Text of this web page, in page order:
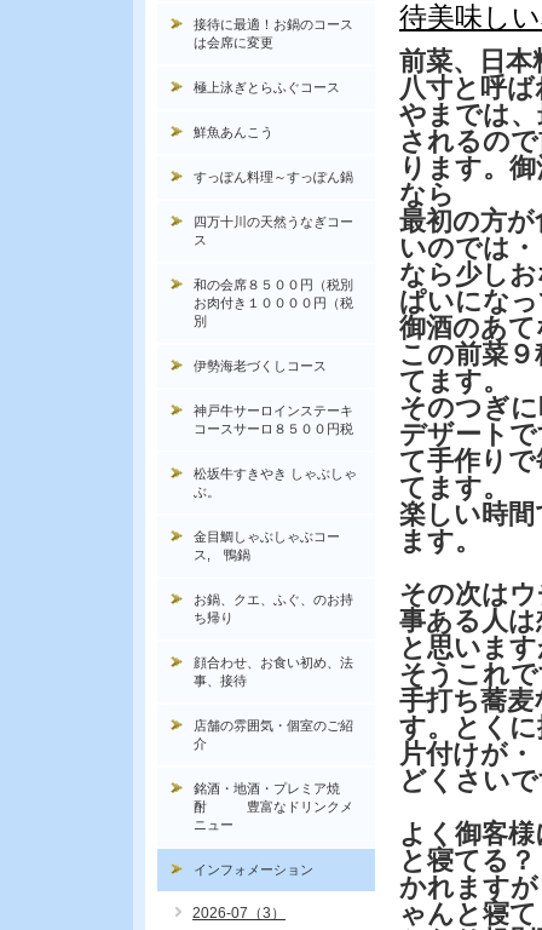
待美味し
前菜、日本
八寸と呼
やまでは
されるの
ります。
なら
最初の方
いのでは
なら少し
ぱいにな
御酒のあ
この前菜
てます。
そのつぎ
デザート
て手作り
てます。
楽しい時
ます。
その次は
事ある人
と思いま
そうこれ
手打ち蕎
す。とく
片付けが
どくさい
よく御客
と寝てる
かれます
ゃんと寝
接待に最適！お鍋のコース
は会席に変更
極上泳ぎとらふぐコース
鮮魚あんこう
すっぽん料理～すっぽん鍋
四万十川の天然うなぎコー
ス
和の会席８５００円（税別
お肉付き１００００円（税
別
伊勢海老づくしコース
神戸牛サーロインステーキ
コースサーロ８５００円税
松坂牛すきやき しゃぶしゃ
ぶ。
金目鯛しゃぶしゃぶコー
ス, 鴨鍋
お鍋、クエ、ふぐ、のお持
ち帰り
顔合わせ、お食い初め、法
事、接待
店舗の雰囲気・個室のご紹
介
銘酒・地酒・プレミア焼
酎 豊富なドリンクメ
ニュー
インフォメーション
2026-07（3）